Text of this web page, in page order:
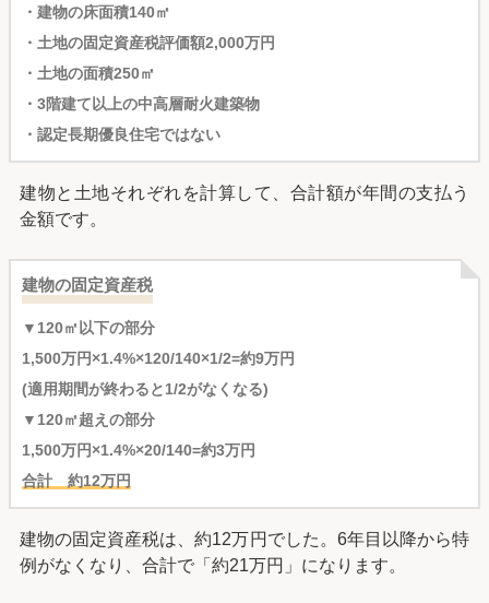
・建物の床面積140㎡
・土地の固定資産税評価額2,000万円
・土地の面積250㎡
・3階建て以上の中高層耐火建築物
・認定長期優良住宅ではない
建物と土地それぞれを計算して、合計額が年間の支払う
金額です。
建物の固定資産税
▼120㎡以下の部分
1,500万円×1.4%×120/140×1/2=約9万円
(適用期間が終わると1/2がなくなる)
▼120㎡超えの部分
1,500万円×1.4%×20/140=約3万円
合計 約12万円
建物の固定資産税は、約12万円でした。6年目以降から特
例がなくなり、合計で「約21万円」になります。